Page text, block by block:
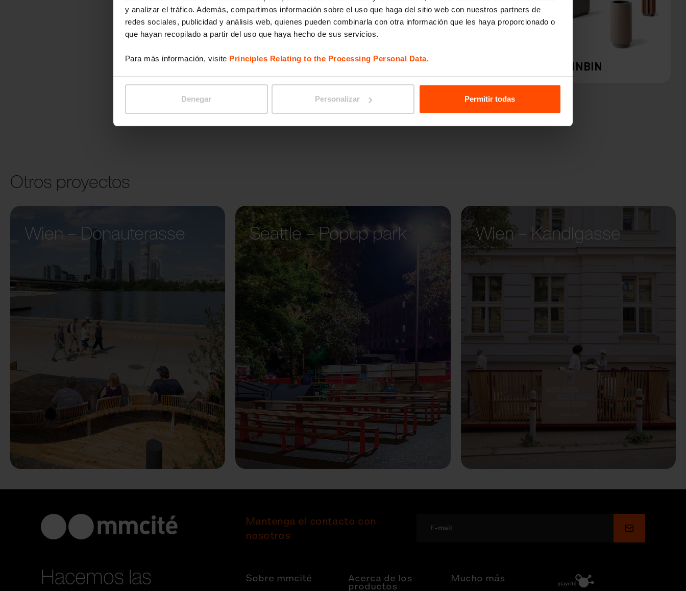
y analizar el tráfico. Además, compartimos información sobre el uso que haga del sitio web con nuestros partners de
redes sociales, publicidad y análisis web, quienes pueden combinarla con otra información que les haya proporcionado o
que hayan recopilado a partir del uso que haya hecho de sus servicios.
Para más información, visite Principles Relating to the Processing Personal Data.
Denegar Personalizar Permitir todas
CRYSTAL QUINBIN
Otros proyectos
Wien – Donauterasse
Seattle – Popup park Wien – Kandlgasse
Hacemos las
Mantenga el contacto con
nosotros
Enviar
Sobre mmcité Acerca de los
productos
Mucho más